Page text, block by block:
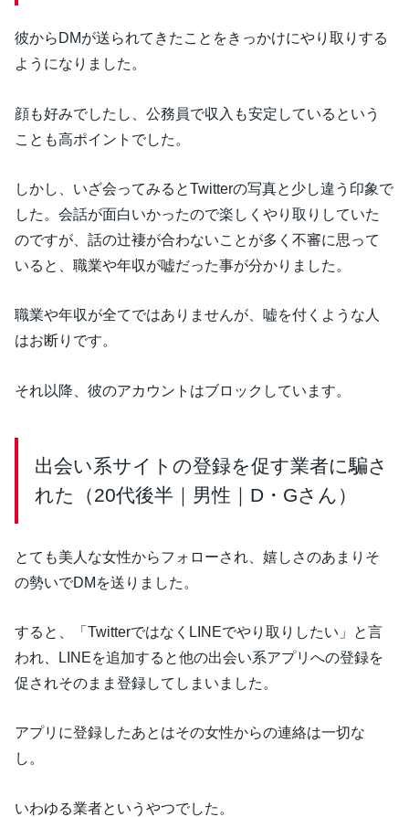
彼からDMが送られてきたことをきっかけにやり取りする
ようになりました。
顔も好みでしたし、公務員で収入も安定しているという
ことも高ポイントでした。
しかし、いざ会ってみるとTwitterの写真と少し違う印象で
した。会話が面白いかったので楽しくやり取りしていた
のですが、話の辻褄が合わないことが多く不審に思って
いると、職業や年収が嘘だった事が分かりました。
職業や年収が全てではありませんが、嘘を付くような人
はお断りです。
それ以降、彼のアカウントはブロックしています。
出会い系サイトの登録を促す業者に騙さ
れた（20代後半｜男性｜D・Gさん）
とても美人な女性からフォローされ、嬉しさのあまりそ
の勢いでDMを送りました。
すると、「TwitterではなくLINEでやり取りしたい」と言
われ、LINEを追加すると他の出会い系アプリへの登録を
促されそのまま登録してしまいました。
アプリに登録したあとはその女性からの連絡は一切な
し。
いわゆる業者というやつでした。